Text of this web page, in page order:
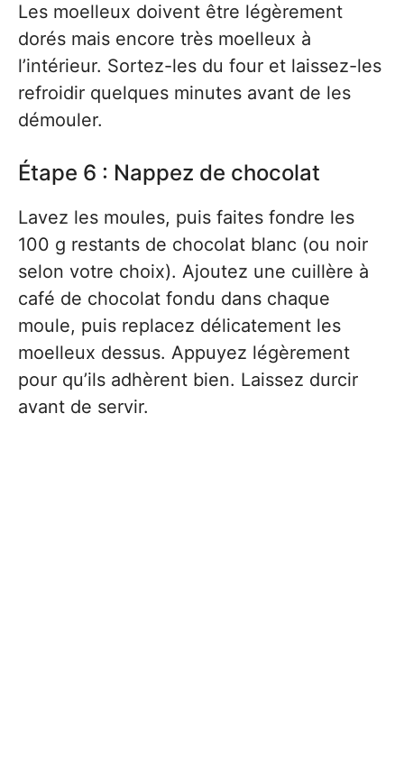
Les moelleux doivent être légèrement
dorés mais encore très moelleux à
l’intérieur. Sortez-les du four et laissez-les
refroidir quelques minutes avant de les
démouler.
Étape 6 : Nappez de chocolat
Lavez les moules, puis faites fondre les
100 g restants de chocolat blanc (ou noir
selon votre choix). Ajoutez une cuillère à
café de chocolat fondu dans chaque
moule, puis replacez délicatement les
moelleux dessus. Appuyez légèrement
pour qu’ils adhèrent bien. Laissez durcir
avant de servir.